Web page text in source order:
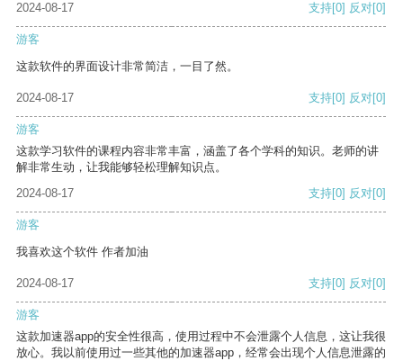
2024-08-17
支持[0] 反对[0]
游客
这款软件的界面设计非常简洁，一目了然。
2024-08-17 支持[0] 反对[0]
游客
这款学习软件的课程内容非常丰富，涵盖了各个学科的知识。老师的讲
解非常生动，让我能够轻松理解知识点。
2024-08-17
支持[0] 反对[0]
游客
我喜欢这个软件 作者加油
2024-08-17 支持[0] 反对[0]
游客
这款加速器app的安全性很高，使用过程中不会泄露个人信息，这让我很
放心。我以前使用过一些其他的加速器app，经常会出现个人信息泄露的